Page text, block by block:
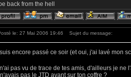
back from the hell
le: 27 Mai 2006 19:46 Sujet du message:
encore passé ce soir (et oui, j'ai lavé mon
pas vu de trace de tes amis, d'ailleurs je ne
pas le JTD avant sur ton coffre ?